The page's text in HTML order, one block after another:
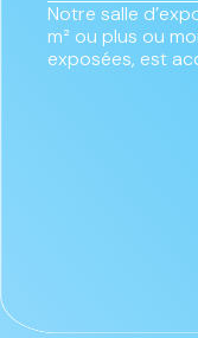
Notre salle
m² ou plus ou
exposées, est